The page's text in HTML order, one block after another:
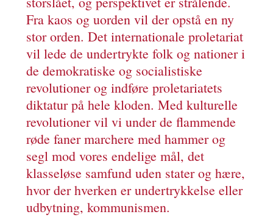
Fra kaos og uorden vil der opstå en ny
stor orden. Det internationale proletariat
vil lede de undertrykte folk og nationer i
de demokratiske og socialistiske
revolutioner og indføre proletariatets
diktatur på hele kloden. Med kulturelle
revolutioner vil vi under de flammende
røde faner marchere med hammer og
segl mod vores endelige mål, det
klasseløse samfund uden stater og hære,
hvor der hverken er undertrykkelse eller
udbytning, kommunismen.